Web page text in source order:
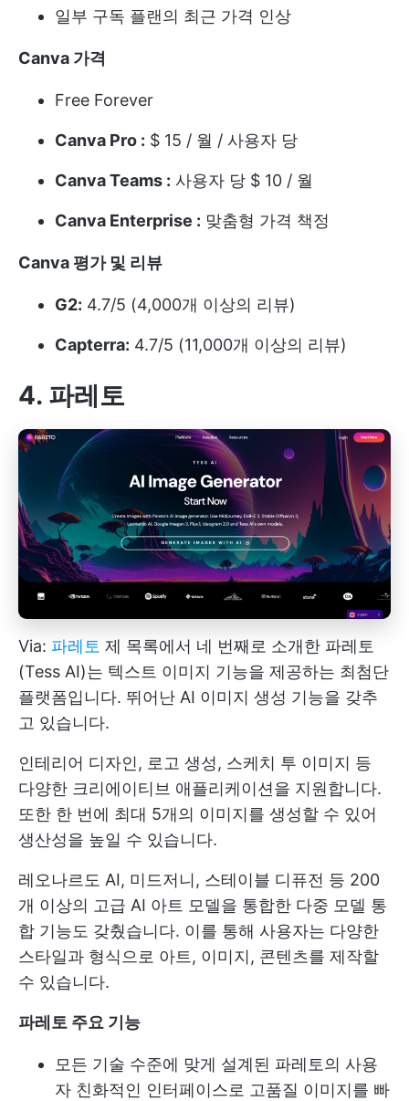
일부 구독 플랜의 최근 가격 인상
Canva 가격
Free Forever
Canva Pro : $ 15 / 월 / 사용자 당
Canva Teams : 사용자 당 $ 10 / 월
Canva Enterprise : 맞춤형 가격 책정
Canva 평가 및 리뷰
G2: 4.7/5 (4,000개 이상의 리뷰)
Capterra: 4.7/5 (11,000개 이상의 리뷰)
4. 파레토
Via: 파레토 제 목록에서 네 번째로 소개한 파레토
(Tess AI)는 텍스트 이미지 기능을 제공하는 최첨단
플랫폼입니다. 뛰어난 AI 이미지 생성 기능을 갖추
고 있습니다.
인테리어 디자인, 로고 생성, 스케치 투 이미지 등
다양한 크리에이티브 애플리케이션을 지원합니다.
또한 한 번에 최대 5개의 이미지를 생성할 수 있어
생산성을 높일 수 있습니다.
레오나르도 AI, 미드저니, 스테이블 디퓨전 등 200
개 이상의 고급 AI 아트 모델을 통합한 다중 모델 통
합 기능도 갖췄습니다. 이를 통해 사용자는 다양한
스타일과 형식으로 아트, 이미지, 콘텐츠를 제작할
수 있습니다.
파레토 주요 기능
모든 기술 수준에 맞게 설계된 파레토의 사용
자 친화적인 인터페이스로 고품질 이미지를 빠